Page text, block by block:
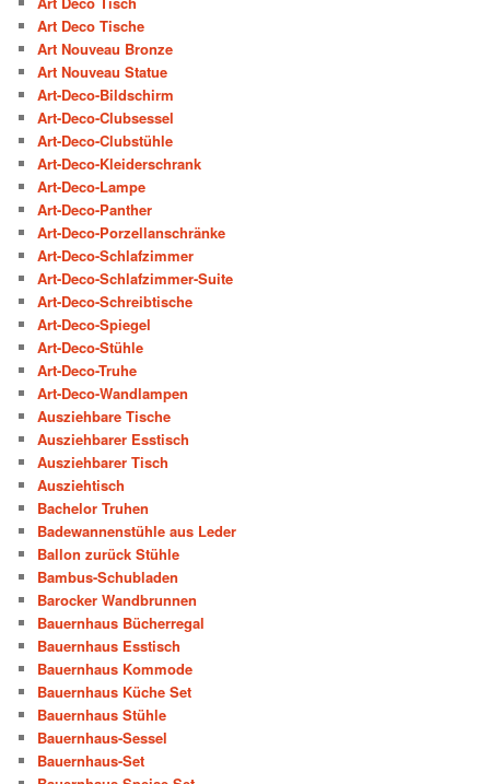
Art Deco Tische
Art Nouveau Bronze
Art Nouveau Statue
Art-Deco-Bildschirm
Art-Deco-Clubsessel
Art-Deco-Clubstühle
Art-Deco-Kleiderschrank
Art-Deco-Lampe
Art-Deco-Panther
Art-Deco-Porzellanschränke
Art-Deco-Schlafzimmer
Art-Deco-Schlafzimmer-Suite
Art-Deco-Schreibtische
Art-Deco-Spiegel
Art-Deco-Stühle
Art-Deco-Truhe
Art-Deco-Wandlampen
Ausziehbare Tische
Ausziehbarer Esstisch
Ausziehbarer Tisch
Ausziehtisch
Bachelor Truhen
Badewannenstühle aus Leder
Ballon zurück Stühle
Bambus-Schubladen
Barocker Wandbrunnen
Bauernhaus Bücherregal
Bauernhaus Esstisch
Bauernhaus Kommode
Bauernhaus Küche Set
Bauernhaus Stühle
Bauernhaus-Sessel
Bauernhaus-Set